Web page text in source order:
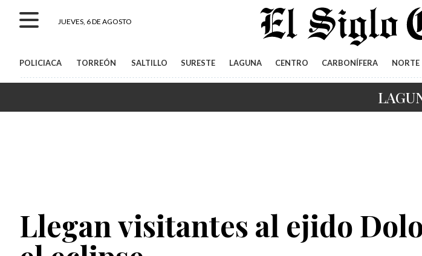
JUEVES, 6 DE AGOSTO
POLICIACA TORREÓN SALTILLO SURESTE LAGUNA CENTRO CARBONÍFERA NORTE
Llegan visitantes al ejido